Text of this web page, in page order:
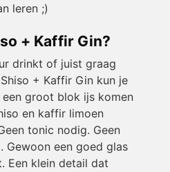
leren ;)
+ Kaffir Gin?
drinkt of juist graag
+ Kaffir Gin kun je
groot blok ijs komen
en kaffir limoen
tonic nodig. Geen
Gewoon een goed glas
Een klein detail dat